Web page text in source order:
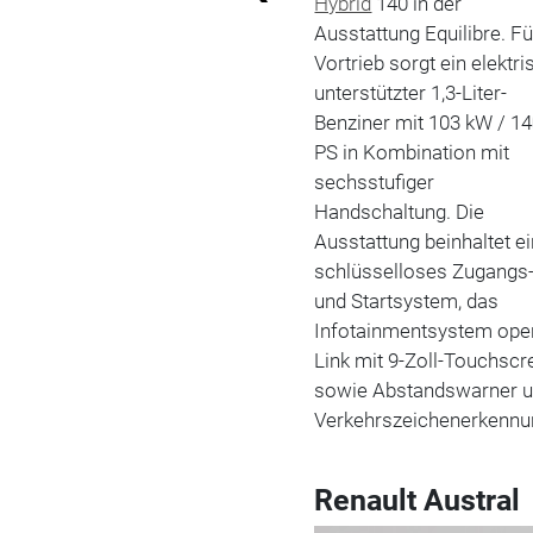
Ausstattung Equilibre.
Vortrieb sorgt ein
unterstützter 1,3-Liter-
Benziner mit 103 kW /
PS in Kombination mit
sechsstufiger
Handschaltung. Die
Ausstattung beinhaltet
schlüsselloses Zugangs-
und Startsystem, das
Infotainmentsystem
Link mit 9-Zoll-
sowie Abstandswarner
Renault Austral